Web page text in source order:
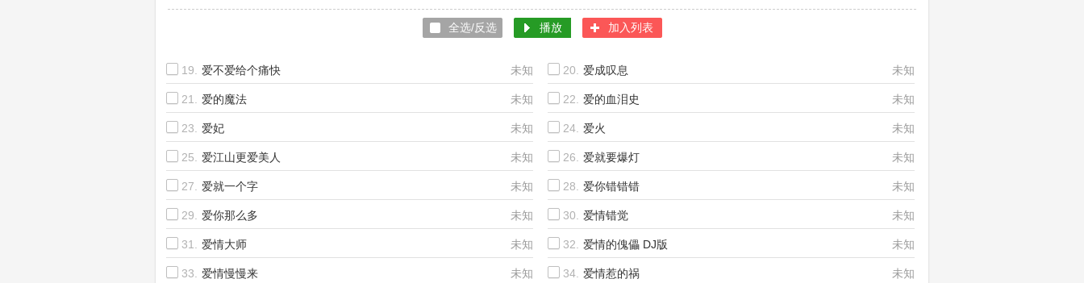
摩登兄弟刘宇宁
全选/反选 播放 加入列表
19. 爱不爱给个痛快 未知 20. 爱成叹息 未知
21. 爱的魔法 未知 22. 爱的血泪史 未知
23. 爱妃 未知 24. 爱火 未知
25. 爱江山更爱美人 未知 26. 爱就要爆灯 未知
27. 爱就一个字 未知 28. 爱你错错错 未知
29. 爱你那么多 未知 30. 爱情错觉 未知
31. 爱情大师 未知 32. 爱情的傀儡 DJ版 未知
33. 爱情慢慢来 未知 34. 爱情惹的祸 未知